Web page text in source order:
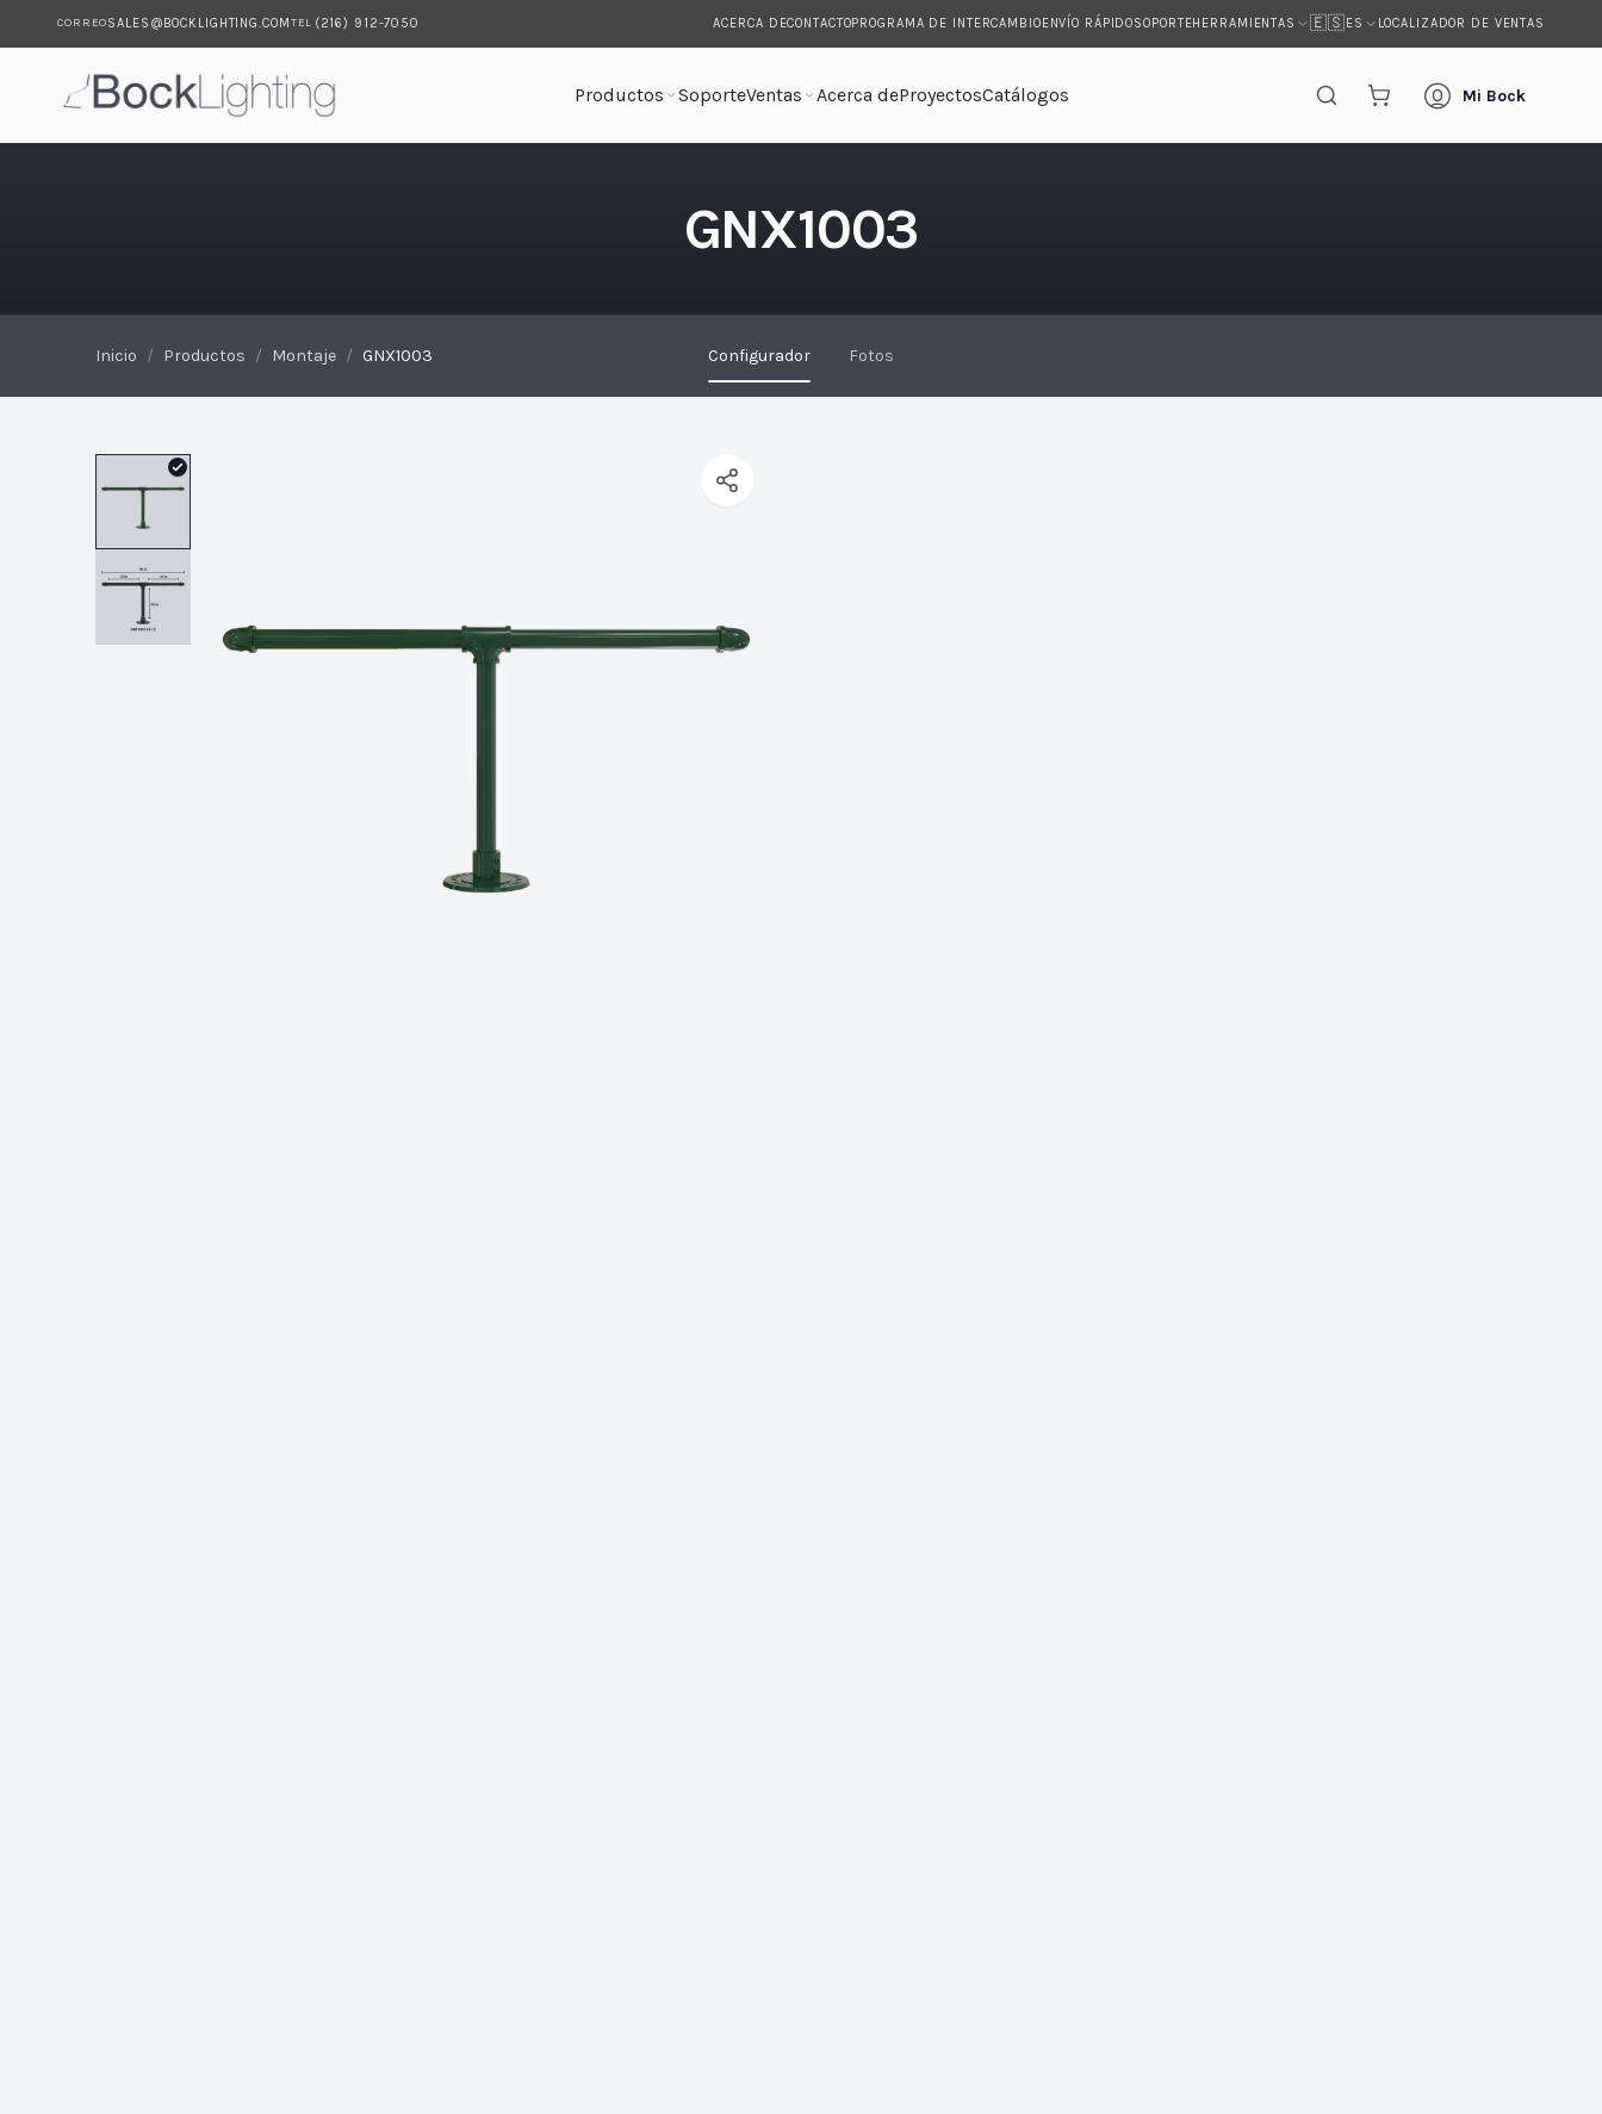
CORREOSALES@BOCKLIGHTING.COMTEL (216) 912-7050 ACERCA DECONTACTOPROGRAMA DE INTERCAMBIOENVÍO RÁPIDOSOPORTEHERRAMIENTAS 🇪🇸ES LOCALIZADOR DE VENTAS
Productos SoporteVentas Acerca deProyectosCatálogos Mi Bock
GNX1003
Inicio / Productos / Montaje / GNX1003 Configurador Fotos